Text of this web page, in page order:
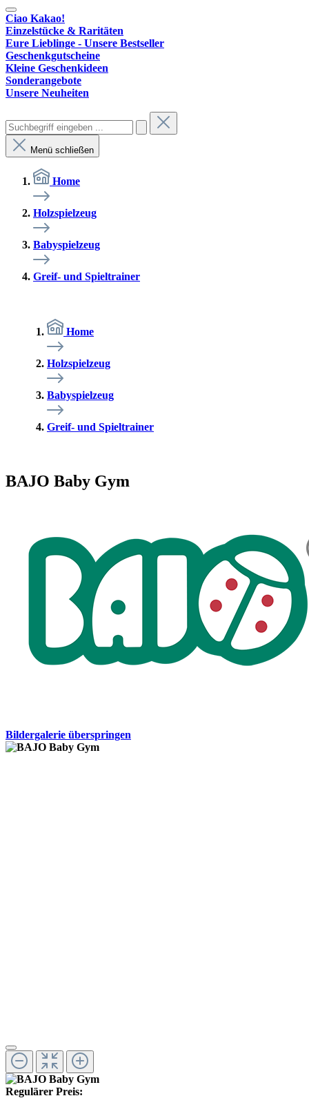
Ciao Kakao!
Einzelstücke & Raritäten
Eure Lieblinge - Unsere Bestseller
Geschenkgutscheine
Kleine Geschenkideen
Sonderangebote
Unsere Neuheiten
Menü schließen
Home
Holzspielzeug
Babyspielzeug
Greif- und Spieltrainer
Home
Holzspielzeug
Babyspielzeug
Greif- und Spieltrainer
BAJO Baby Gym
Bildergalerie überspringen
Regulärer Preis: